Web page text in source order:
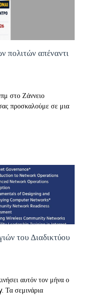
πολιτών απέναντι
στο Ζάννειο
προσκαλούμε σε μια
του Διαδικτύου
αυτόν τον μήνα ο
σεμινάρια